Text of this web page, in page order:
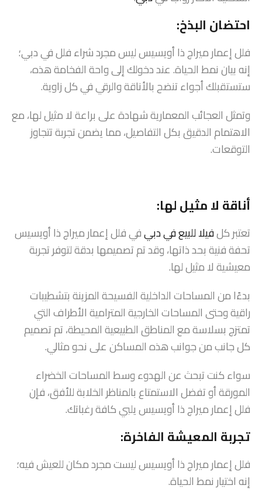
احتضان البذخ:
فلل إعمار ميراج ذا أويسيس ليس مجرد شراء فلل في دبي؛
إنه بيان نمط الحياة. عند دخولك إلى واحة الفخامة هذه،
ستستقبلك أجواء تنضح بالأناقة والرقي في كل زاوية.
وتمثل العجائب المعمارية شهادة على براعة لا مثيل لها، مع
الاهتمام الدقيق بكل التفاصيل، مما يضمن تجربة تتجاوز
التوقعات.
أناقة لا مثيل لها:
تعتبر كلفيلا للبيع في دبيفي فلل إعمار ميراج ذا أويسيس
تحفة فنية بحد ذاتها، وقد تم تصميمها بدقة لتوفر تجربة
معيشية لا مثيل لها.
بدءًا من المساحات الداخلية الفسيحة المزينة بتشطيبات
راقية وحتى المساحات الخارجية المترامية الأطراف التي
تمتزج بسلاسة مع المناطق الطبيعية المحيطة، تم تصميم
كل جانب من جوانب هذه المساكن على نحو مثالي.
سواء كنت تبحث عن الهدوء وسط المساحات الخضراء
المورقة أو تفضل الاستمتاع بالمناظر الخلابة للأفق، فإن
فلل إعمار ميراج ذا أويسيس يلبي كافة رغباتك.
تجربة المعيشة الفاخرة:
فلل إعمار ميراج ذا أويسيس ليست مجرد مكان للعيش فيه؛
إنه اختيار نمط الحياة.